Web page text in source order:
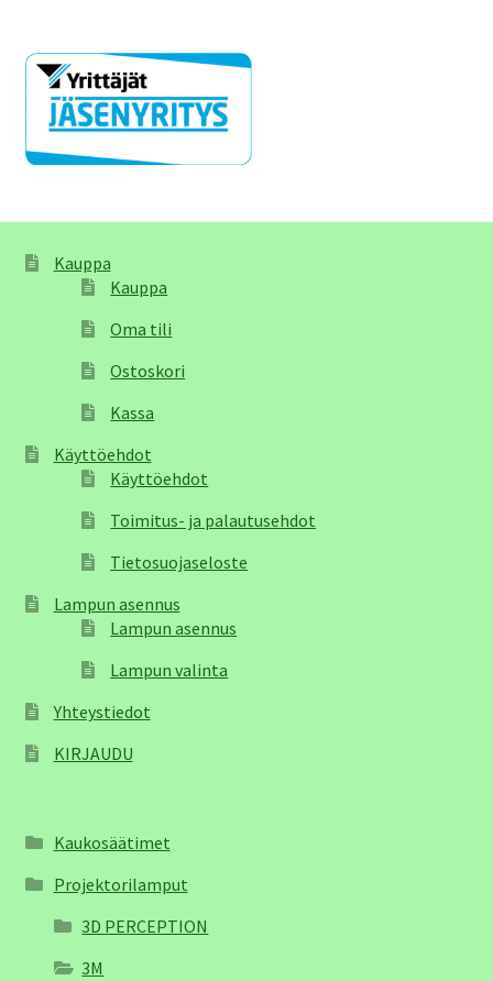
Kauppa
Kauppa
Oma tili
Ostoskori
Kassa
Käyttöehdot
Käyttöehdot
Toimitus- ja palautusehdot
Tietosuojaseloste
Lampun asennus
Lampun asennus
Lampun valinta
Yhteystiedot
KIRJAUDU
Kaukosäätimet
Projektorilamput
3D PERCEPTION
3M